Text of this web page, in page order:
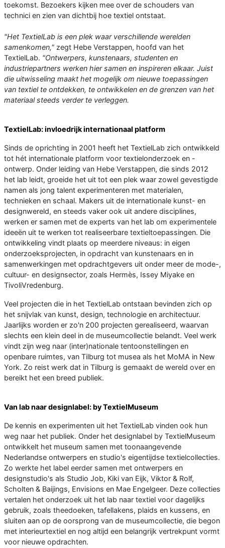
toekomst. Bezoekers kijken mee over de schouders van
technici en zien van dichtbij hoe textiel ontstaat.
"Het TextielLab is een plek waar verschillende werelden
samenkomen," zegt Hebe Verstappen, hoofd van het
TextielLab. "Ontwerpers, kunstenaars, studenten en
industriepartners werken hier samen en inspireren elkaar. Juist
die uitwisseling maakt het mogelijk om nieuwe toepassingen
van textiel te ontdekken, te ontwikkelen en de grenzen van het
materiaal steeds verder te verleggen.
TextielLab: invloedrijk internationaal platform
Sinds de oprichting in 2001 heeft het TextielLab zich ontwikkeld
tot hét internationale platform voor textielonderzoek en -
ontwerp. Onder leiding van Hebe Verstappen, die sinds 2012
het lab leidt, groeide het uit tot een plek waar zowel gevestigde
namen als jong talent experimenteren met materialen,
technieken en schaal. Makers uit de internationale kunst- en
designwereld, en steeds vaker ook uit andere disciplines,
werken er samen met de experts van het lab om experimentele
ideeën uit te werken tot realiseerbare textieltoepassingen. Die
ontwikkeling vindt plaats op meerdere niveaus: in eigen
onderzoeksprojecten, in opdracht van kunstenaars en in
samenwerkingen met opdrachtgevers uit onder meer de mode-,
cultuur- en designsector, zoals Hermès, Issey Miyake en
TivoliVredenburg.
Veel projecten die in het TextielLab ontstaan bevinden zich op
het snijvlak van kunst, design, technologie en architectuur.
Jaarlijks worden er zo'n 200 projecten gerealiseerd, waarvan
slechts een klein deel in de museumcollectie belandt. Veel werk
vindt zijn weg naar (inter)nationale tentoonstellingen en
openbare ruimtes, van Tilburg tot musea als het MoMA in New
York. Zo reist werk dat in Tilburg is gemaakt de wereld over en
bereikt het een breed publiek.
Van lab naar designlabel: by TextielMuseum
De kennis en experimenten uit het TextielLab vinden ook hun
weg naar het publiek. Onder het designlabel by TextielMuseum
ontwikkelt het museum samen met toonaangevende
Nederlandse ontwerpers en studio's eigentijdse textielcollecties.
Zo werkte het label eerder samen met ontwerpers en
designstudio's als Studio Job, Kiki van Eijk, Viktor & Rolf,
Scholten & Baijings, Envisions en Mae Engelgeer. Deze collecties
vertalen het onderzoek uit het lab naar textiel voor dagelijks
gebruik, zoals theedoeken, tafellakens, plaids en kussens, en
sluiten aan op de oorsprong van de museumcollectie, die begon
met interieurtextiel en nog altijd een belangrijk vertrekpunt vormt
voor nieuwe opdrachten.